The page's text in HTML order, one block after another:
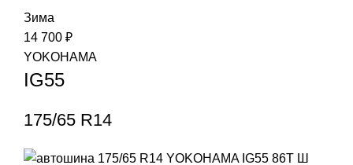
Зима
14 700 ₽
YOKOHAMA
IG55
175/65 R14